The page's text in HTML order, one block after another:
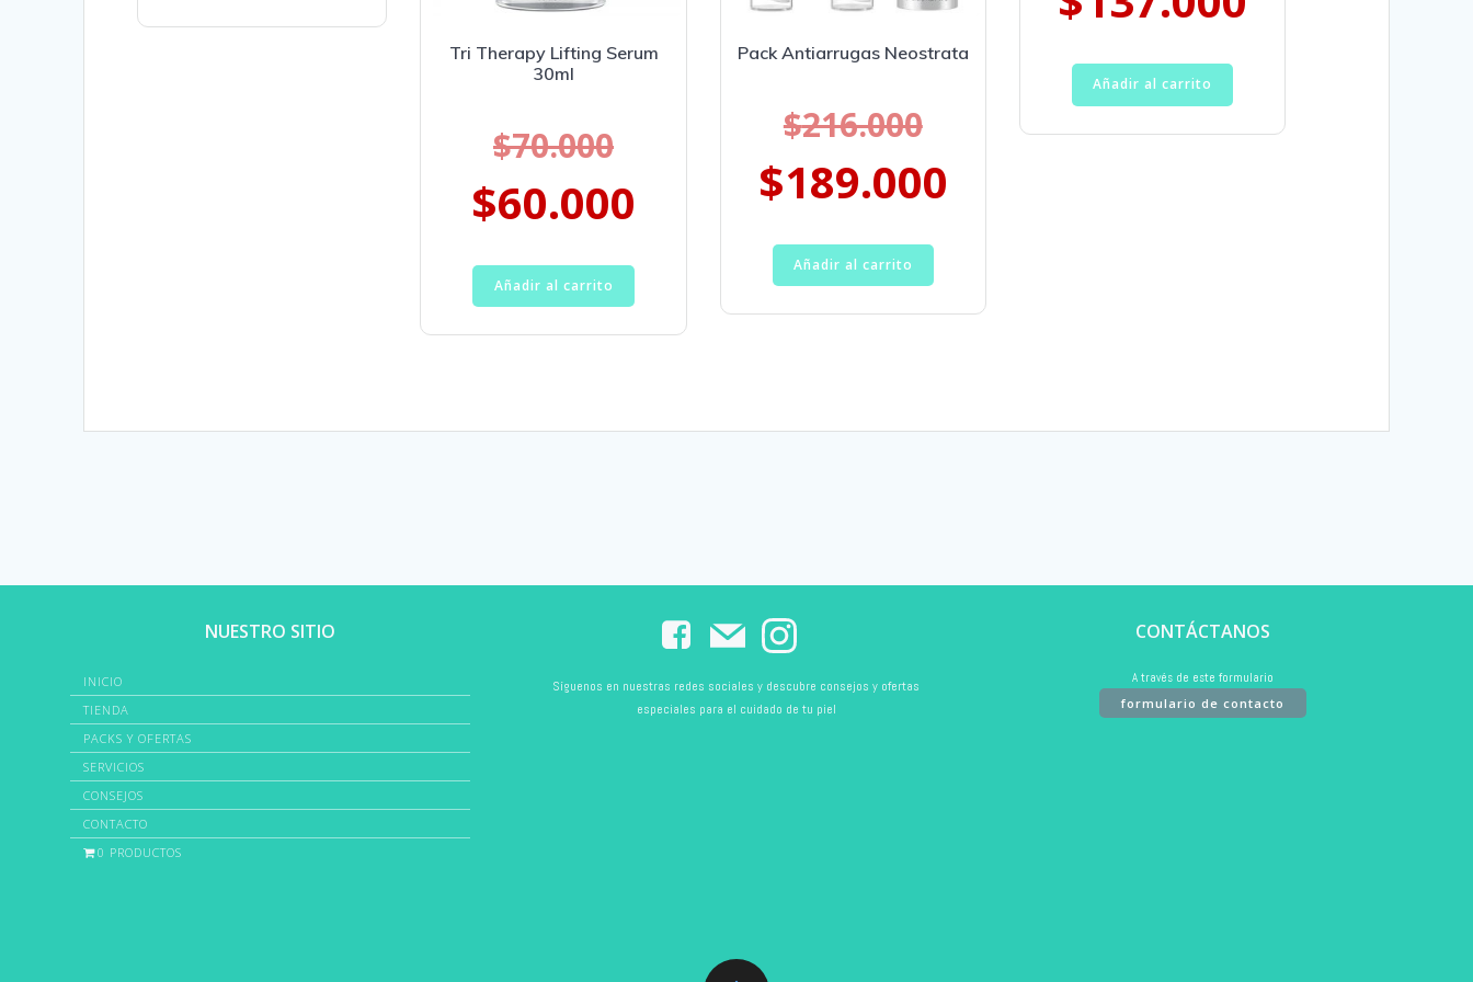
Tri Therapy Lifting Serum
30ml
$70.000
$60.000
Añadir al carrito
Pack Antiarrugas Neostrata
$216.000
$189.000
Añadir al carrito
Añadir al carrito
NUESTRO SITIO
INICIO
TIENDA
PACKS Y OFERTAS
SERVICIOS
CONSEJOS
CONTACTO
0 PRODUCTOS
Síguenos en nuestras redes sociales y descubre consejos y ofertas
especiales para el cuidado de tu piel
CONTÁCTANOS
A través de este formulario
formulario de contacto